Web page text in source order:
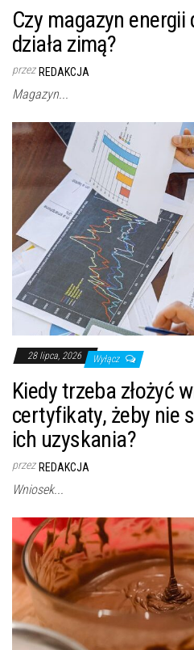
Czy magazyn
działa zimą?
przez REDAKCJA
Magazyn...
28 lipca, 2026 Wyłącz
Kiedy trzeba złożyć
certyfikaty, żeby nie
ich uzyskania?
przez REDAKCJA
Wniosek...